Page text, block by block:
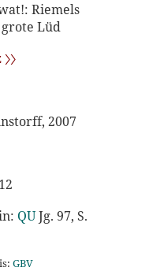
Riemels
Lüd
2007
QUJg. 97, S.
GBV